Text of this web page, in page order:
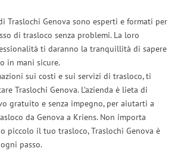
Traslochi Genova sono esperti e formati per
di trasloco senza problemi. La loro
ti daranno la tranquillità di sapere
in mani sicure.
sui costi e sui servizi di trasloco, ti
Traslochi Genova. L’azienda è lieta di
gratuito e senza impegno, per aiutarti a
da Genova a Kriens. Non importa
piccolo il tuo trasloco, Traslochi Genova è
passo.